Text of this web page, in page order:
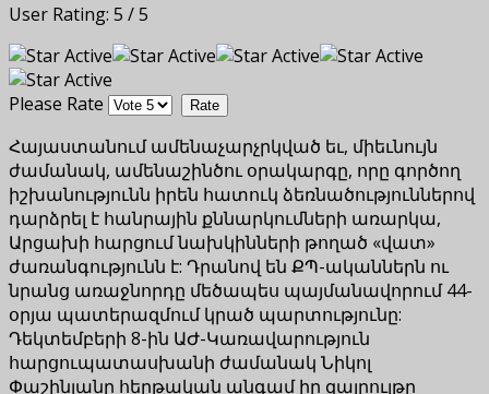
User Rating: 5 /5
Please Rate
Հայաստանում ամենաչարչրկված եւ, միեւնույն
ժամանակ, ամենաշինծու օրակարգը, որը գործող
իշխանությունն իրեն հատուկ ձեռնածություններով
դարձրել է հանրային քննարկումների առարկա,
Արցախի հարցում նախկինների թողած «վատ»
ժառանգությունն է: Դրանով են ՔՊ-ականներն ու
նրանց առաջնորդը մեծապես պայմանավորում 44-
օրյա պատերազմում կրած պարտությունը:
Դեկտեմբերի 8-ին ԱԺ-Կառավարություն
հարցուպատասխանի ժամանակ Նիկոլ
Փաշինյանը հերթական անգամ իր զայրույթը